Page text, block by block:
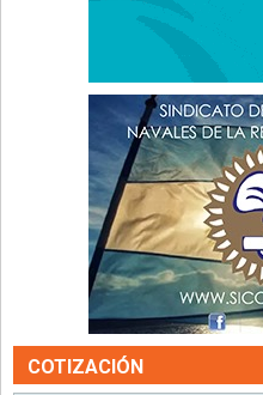
COTIZACIÓN